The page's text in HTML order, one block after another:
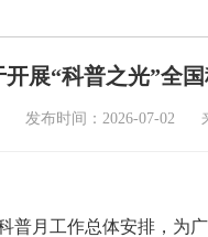
展“科普之光”全
发布时间：2026-07-02
普月工作总体安排，为